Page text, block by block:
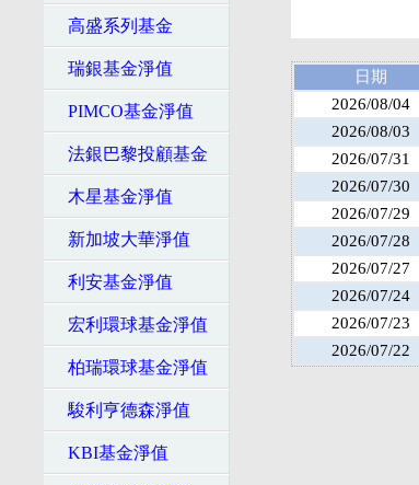
高盛系列基金
瑞銀基金淨值
PIMCO基金淨值
法銀巴黎投顧基金
木星基金淨值
新加坡大華淨值
利安基金淨值
宏利環球基金淨值
柏瑞環球基金淨值
駿利亨德森淨值
KBI基金淨值
日期
2026/08/04
2026/08/03
2026/07/31
2026/07/30
2026/07/29
2026/07/28
2026/07/27
2026/07/24
2026/07/23
2026/07/22